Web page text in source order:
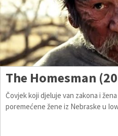
The Homesman
Čovjek koji djeluje van zakona i
poremećene žene iz Nebraske u